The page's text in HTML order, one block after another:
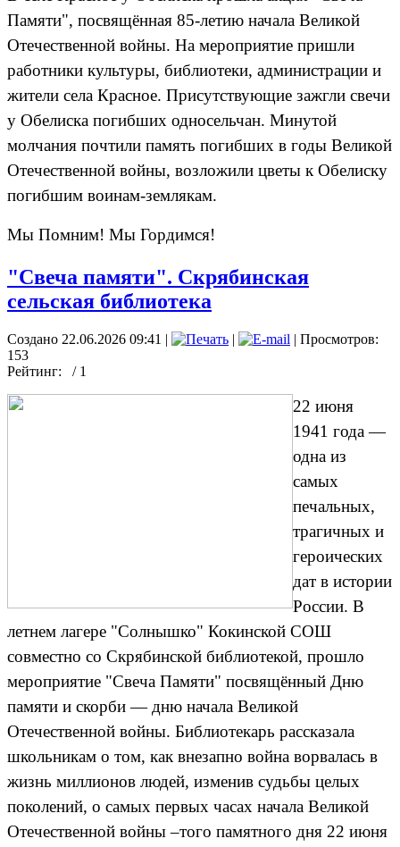
Памяти", посвящённая 85-летию начала Великой
Отечественной войны. На мероприятие пришли
работники культуры, библиотеки, администрации и
жители села Красное. Присутствующие зажгли свечи
у Обелиска погибших односельчан. Минутой
молчания почтили память погибших в годы Великой
Отечественной войны, возложили цветы к Обелиску
погибшим воинам-землякам.
Мы Помним! Мы Гордимся!
"Свеча памяти". Скрябинская
сельская библиотека
Создано 22.06.2026 09:41 | |
| Просмотров:
153
Рейтинг:
/ 1
22 июня
1941 года —
одна из
самых
печальных,
трагичных и
героических
дат в истории
России. В
летнем лагере "Солнышко" Кокинской СОШ
совместно со Скрябинской библиотекой, прошло
мероприятие "Свеча Памяти" посвящённый Дню
памяти и скорби — дню начала Великой
Отечественной войны. Библиотекарь рассказала
школьникам о том, как внезапно война ворвалась в
жизнь миллионов людей, изменив судьбы целых
поколений, о самых первых часах начала Великой
Отечественной войны –того памятного дня 22 июня